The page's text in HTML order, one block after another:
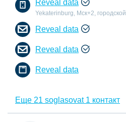
Reveal data
Yekaterinburg, Мск+2, городской
Reveal data
Reveal data
Reveal data
Еще 21 soglasovat 1 контакт